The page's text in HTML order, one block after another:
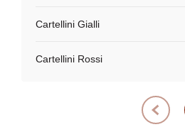
Cartellini Gialli
Cartellini Rossi